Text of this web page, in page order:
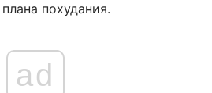
похудания.
ad